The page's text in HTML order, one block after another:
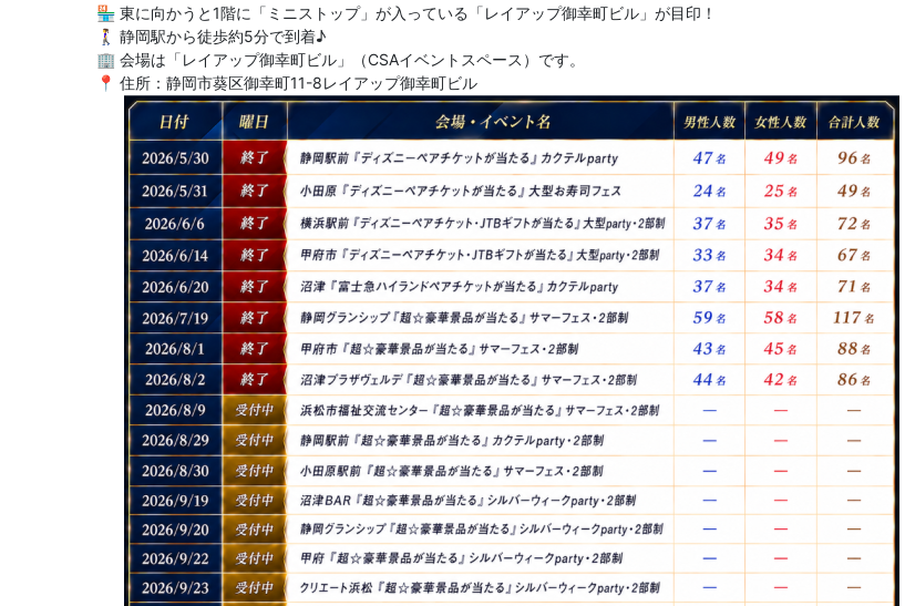
🏪 東に向かうと1階に「ミニストップ」が入っている「レイアップ御幸町ビル」が目印！
🚶‍♀️ 静岡駅から徒歩約5分で到着♪
🏢 会場は「レイアップ御幸町ビル」（CSAイベントスペース）です。
📍 住所：静岡市葵区御幸町11-8レイアップ御幸町ビル